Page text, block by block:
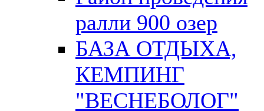
ралли 900 озер
БАЗА ОТДЫХА,
КЕМПИНГ
"ВЕСНЕБОЛОГ"